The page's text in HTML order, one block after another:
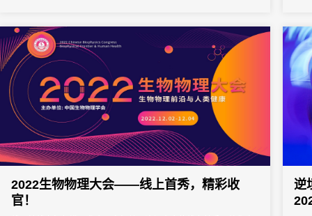
2022生物物理大会——线上首秀，精彩收
官！
逆